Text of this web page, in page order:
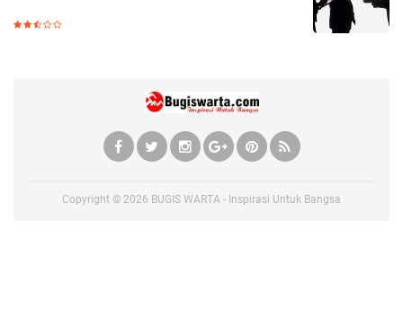
Copyright © 2026 BUGIS WARTA - Inspirasi Untuk Bangsa